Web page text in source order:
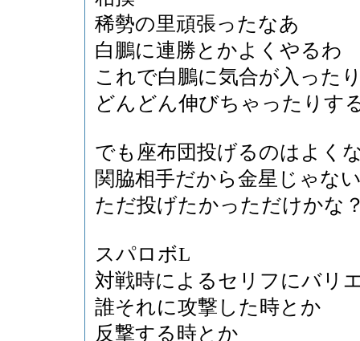
稀勢の里頑張ったなあ
白鵬に連勝とかよくやるわ
これで白鵬に気合が入った
どんどん伸びちゃったりす
でも座布団投げるのはよく
関脇相手だから金星じゃな
ただ投げたかっただけかな
スパロボL
対戦時によるセリフにバリ
誰それに攻撃した時とか
反撃する時とか